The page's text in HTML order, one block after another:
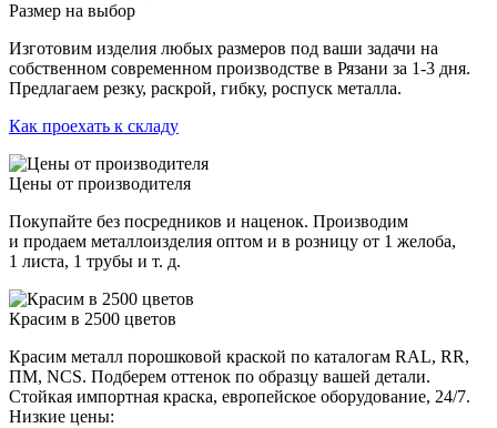
Размер на выбор
Изготовим изделия любых размеров под ваши задачи на
собственном современном производстве в Рязани за 1-3 дня.
Предлагаем резку, раскрой, гибку, роспуск металла.
Как проехать к складу
Цены от производителя
Покупайте без посредников и наценок. Производим
и продаем металлоизделия оптом и в розницу от 1 желоба,
1 листа, 1 трубы и т. д.
Красим в 2500 цветов
Красим металл порошковой краской по каталогам RAL, RR,
ПМ, NCS. Подберем оттенок по образцу вашей детали.
Стойкая импортная краска, европейское оборудование, 24/7.
Низкие цены: